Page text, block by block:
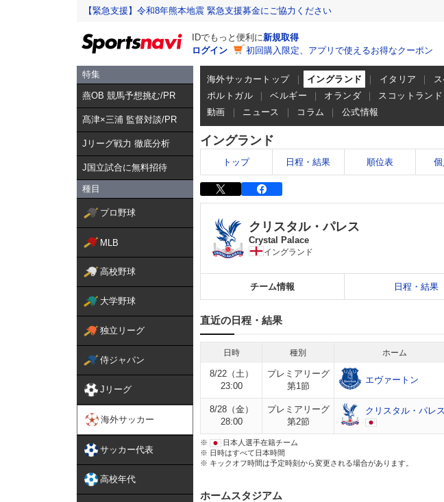
【緊急支援】令和8年熊本地震 緊急支援募金にご協力ください
IDでもっと便利に新規取得
ログイン
初回購入限定、アプリで使えるお得なクーポン
特集
燕OB 競馬予想挑む/PR
髙津×三浦 監督対談/PR
Jリーグ戦力 徹底分析
J国立試合に無料招待
種目
プロ野球
MLB
高校野球
大学野球
独立リーグ
侍ジャパン
Jリーグ
海外サッカー
サッカー代表
高校年代
海外サッカートップ イングランド イタリア
ポルトガル
ベルギー オランダ スコットランド
動画
ニュース コラム 公式情報
イングランド
トップ 日程・結果 順位表
クリスタル・パレス
Crystal Palace
イングランド
チーム情報 日程・結果
直近の日程・結果
日時 種別 ホーム
8/22（土）
23:00
プレミアリーグ
第1節
エヴァートン
8/28（金）
28:00
プレミアリーグ
第2節
クリスタル・パレス
※
日本人選手在籍チーム
※ 日時はすべて日本時間
※ キックオフ時間は予定時刻から変更される場合があります。
ホームスタジアム